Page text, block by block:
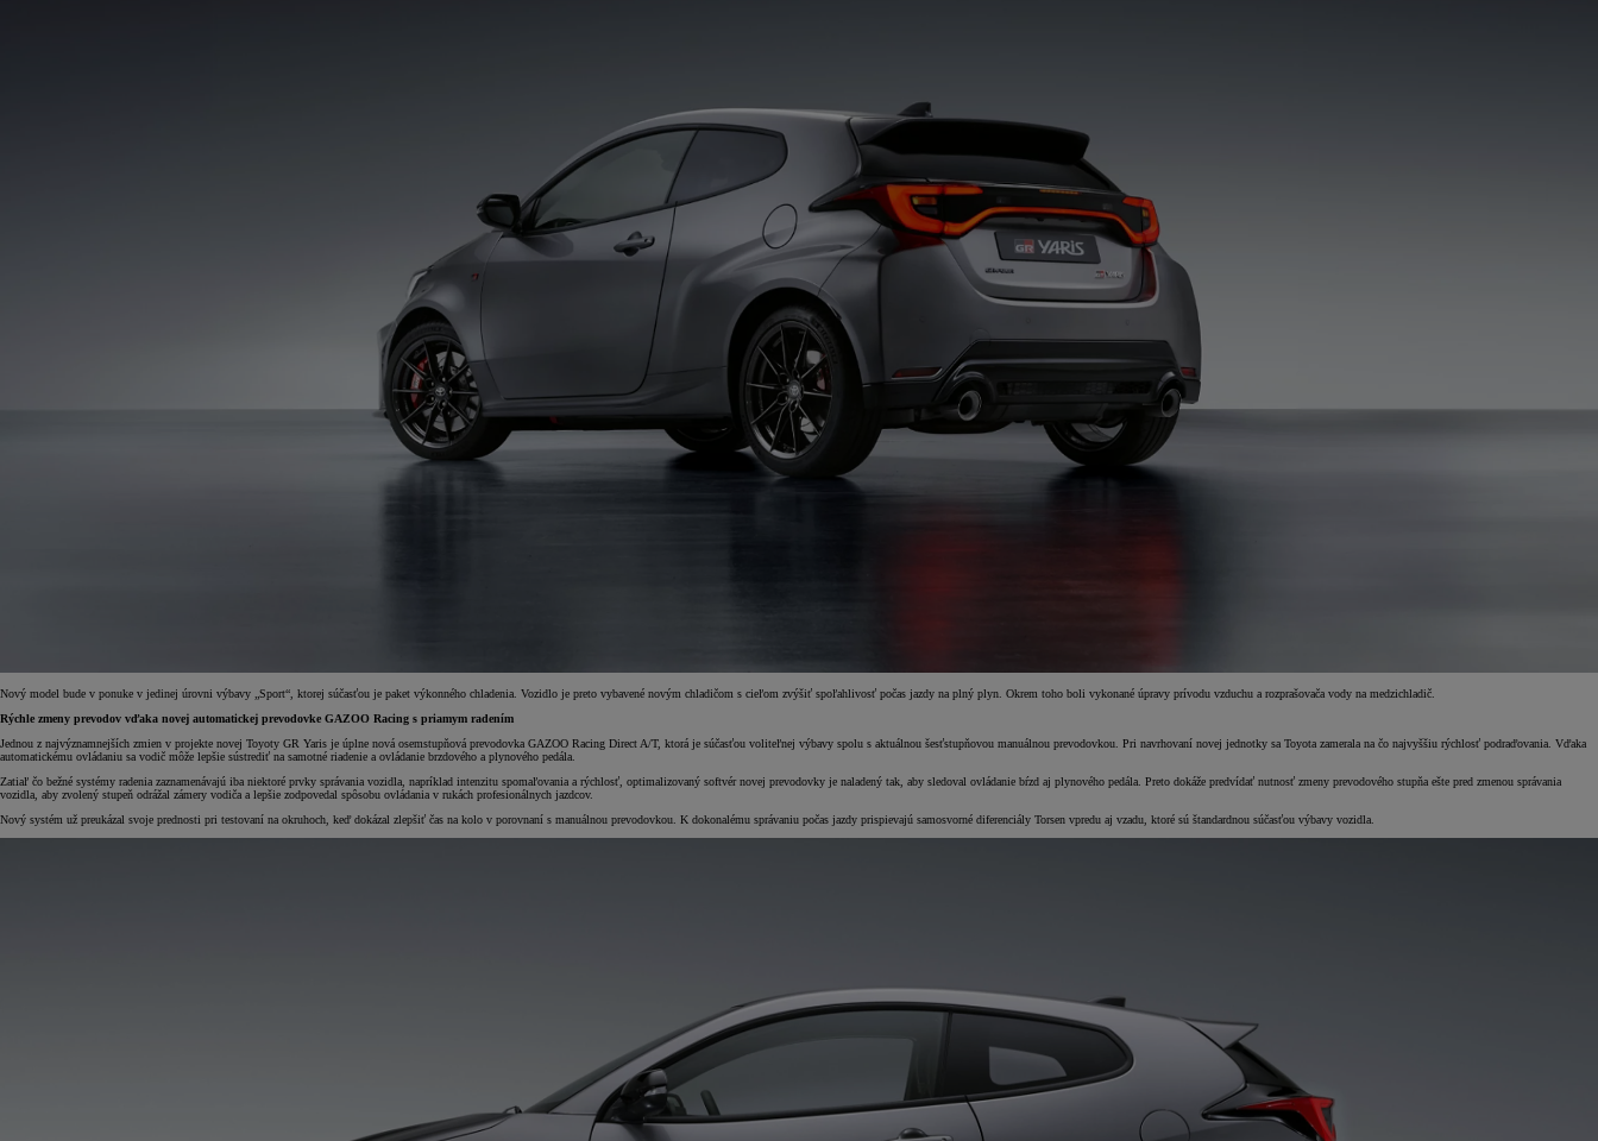
vr. zvýhodnenia1 300 €
Nový model bude v ponuke v jedinej úrovni výbavy „Sport“, ktorej súčasťou je paket výkonného chladenia. Vozidlo je preto vybavené novým chladičom s cieľom zvýšiť spoľahlivosť počas jazdy na plný plyn. Okrem toho boli vykonané úpravy prívodu vzduchu a rozprašovača vody na medzichladič.
Rýchle zmeny prevodov vďaka novej automatickej prevodovke GAZOO Racing s priamym radením
Jednou z najvýznamnejších zmien v projekte novej Toyoty GR Yaris je úplne nová osemstupňová prevodovka GAZOO Racing Direct A/T, ktorá je súčasťou voliteľnej výbavy spolu s aktuálnou šesťstupňovou manuálnou prevodovkou. Pri navrhovaní novej jednotky sa Toyota zamerala na čo najvyššiu rýchlosť podraďovania. Vďaka
automatickému ovládaniu sa vodič môže lepšie sústrediť na samotné riadenie a ovládanie brzdového a plynového pedála.
Zatiaľ čo bežné systémy radenia zaznamenávajú iba niektoré prvky správania vozidla, napríklad intenzitu spomaľovania a rýchlosť, optimalizovaný softvér novej prevodovky je naladený tak, aby sledoval ovládanie bŕzd aj plynového pedála. Preto dokáže predvídať nutnosť zmeny prevodového stupňa ešte pred zmenou správania
vozidla, aby zvolený stupeň odrážal zámery vodiča a lepšie zodpovedal spôsobu ovládania v rukách profesionálnych jazdcov.
Nový systém už preukázal svoje prednosti pri testovaní na okruhoch, keď dokázal zlepšiť čas na kolo v porovnaní s manuálnou prevodovkou. K dokonalému správaniu počas jazdy prispievajú samosvorné diferenciály Torsen vpredu aj vzadu, ktoré sú štandardnou súčasťou výbavy vozidla.